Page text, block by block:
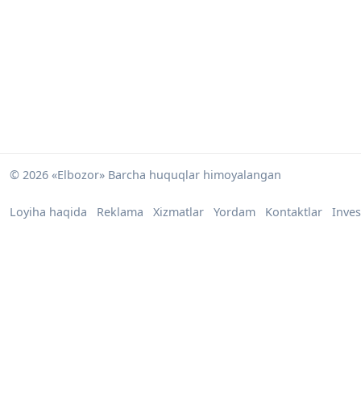
© 2026 «Elbozor» Barcha huquqlar himoyalangan
Loyiha haqida Reklama Xizmatlar Yordam Kontaktlar